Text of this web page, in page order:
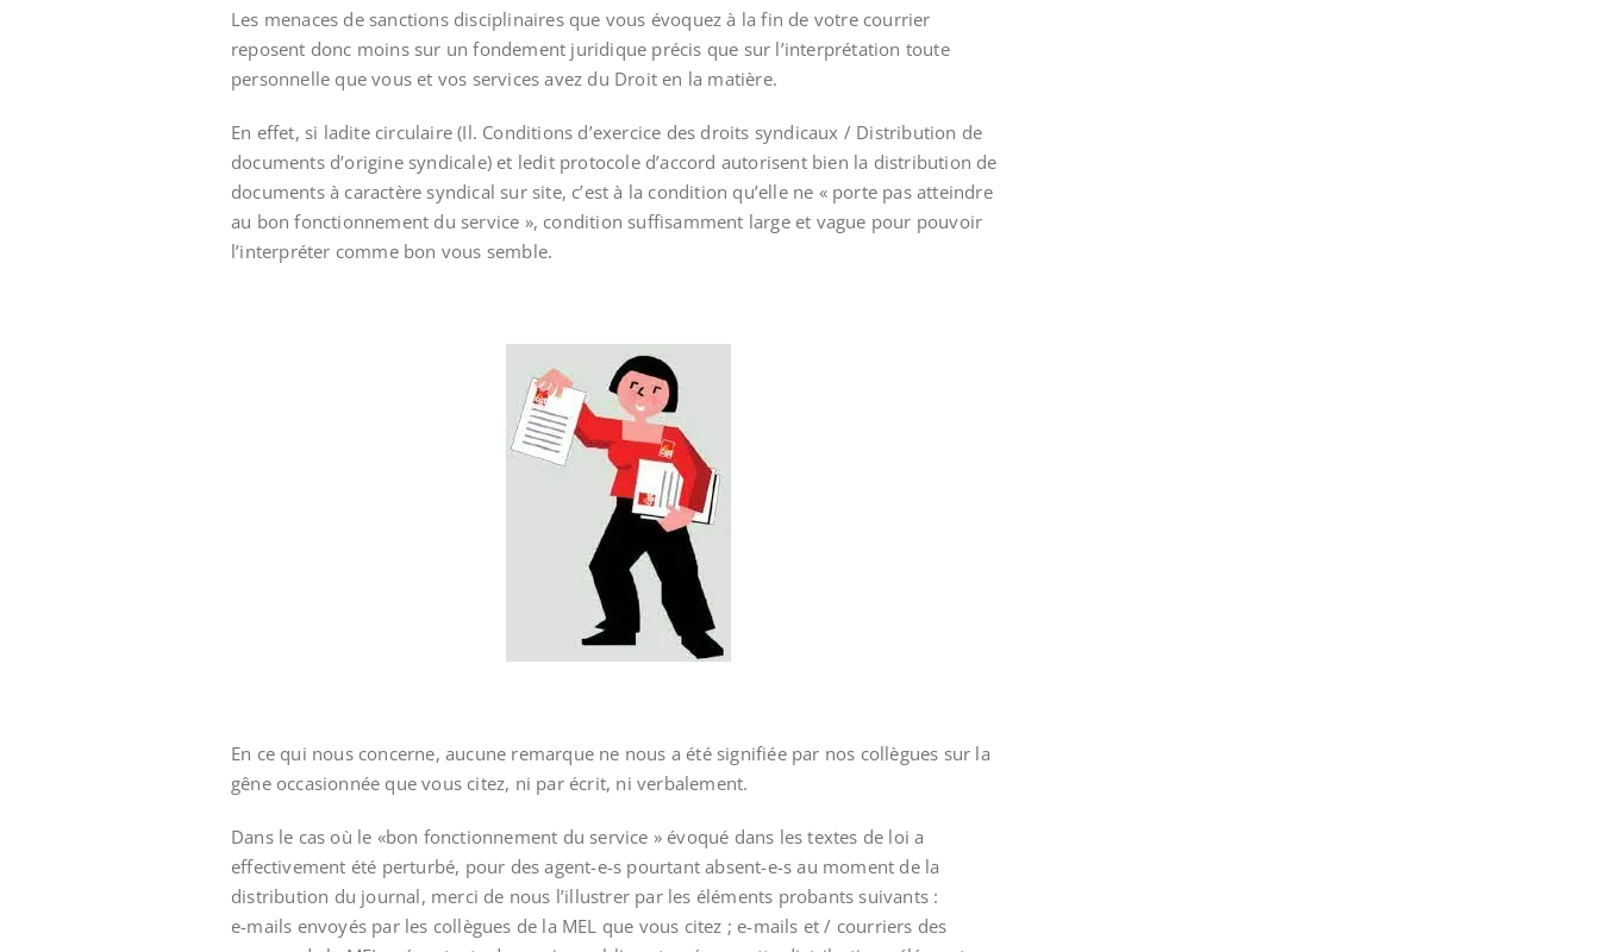
Les menaces de sanctions disciplinaires que vous évoquez à la fin de votre courrier
reposent donc moins sur un fondement juridique précis que sur l’interprétation toute
personnelle que vous et vos services avez du Droit en la matière.
En effet, si ladite circulaire (Il. Conditions d’exercice des droits syndicaux / Distribution de
documents d’origine syndicale) et ledit protocole d’accord autorisent bien la distribution de
documents à caractère syndical sur site, c’est à la condition qu’elle ne « porte pas atteindre
au bon fonctionnement du service », condition suffisamment large et vague pour pouvoir
l’interpréter comme bon vous semble.
En ce qui nous concerne, aucune remarque ne nous a été signifiée par nos collègues sur la
gêne occasionnée que vous citez, ni par écrit, ni verbalement.
Dans le cas où le «bon fonctionnement du service » évoqué dans les textes de loi a
effectivement été perturbé, pour des agent-e-s pourtant absent-e-s au moment de la
distribution du journal, merci de nous l’illustrer par les éléments probants suivants :
e-mails envoyés par les collègues de la MEL que vous citez ; e-mails et / courriers des